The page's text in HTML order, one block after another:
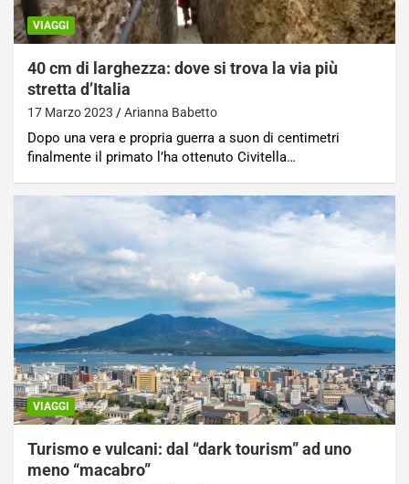
VIAGGI
40 cm di larghezza: dove si trova la via più
stretta d’Italia
17 Marzo 2023 Arianna Babetto
Dopo una vera e propria guerra a suon di centimetri
finalmente il primato l’ha ottenuto Civitella…
VIAGGI
Turismo e vulcani: dal “dark tourism” ad uno
meno “macabro”